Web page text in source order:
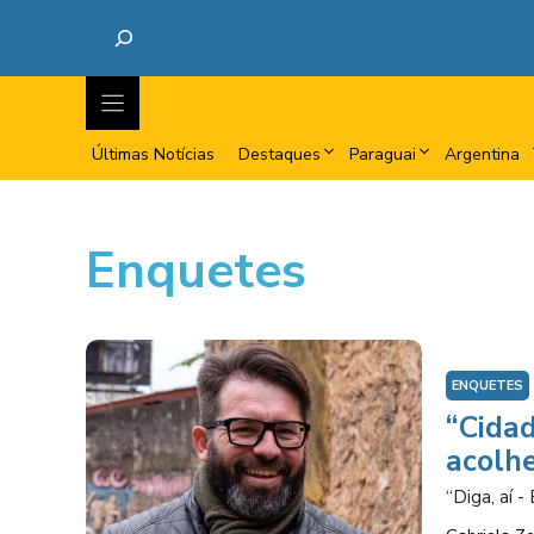
Últimas Notícias Destaques Paraguai Argentina
Enquetes
ENQUETES
“Diga, aí -